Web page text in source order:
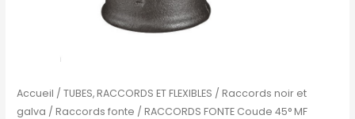
Accueil /TUBES, RACCORDS ET FLEXIBLES /Raccords noir et
galva /Raccords fonte / RACCORDS FONTE Coude 45° MF